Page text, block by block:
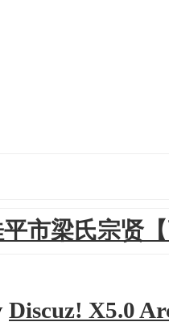
市梁氏宗贤
Discuz! X5.0